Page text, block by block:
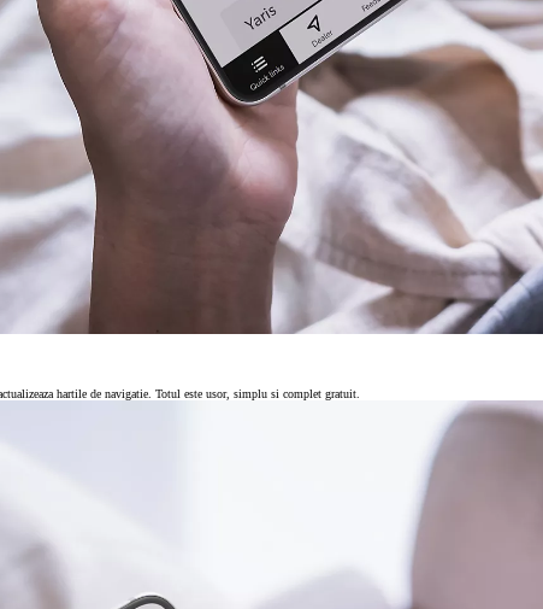
hartile de navigatie. Totul este usor, simplu si complet gratuit.